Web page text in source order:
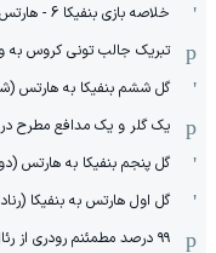
خلاصه بازی بنفیکا 6 - هارتس 1
تبریک جالب تونی کروس به
گل ششم بنفیکا به هارتس
یک گلر و یک مدافع مطرح در
گل پنجم بنفیکا به هارتس
گل اول هارتس به بنفیکا
۹۹ درصد مطمئنم رودری از رئال سوءاستفاده کرد